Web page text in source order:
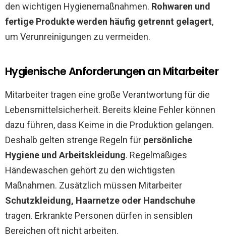
den wichtigen Hygienemaßnahmen. Rohwaren und
fertige Produkte werden häufig getrennt gelagert,
um Verunreinigungen zu vermeiden.
Hygienische Anforderungen an Mitarbeiter
Mitarbeiter tragen eine große Verantwortung für die
Lebensmittelsicherheit. Bereits kleine Fehler können
dazu führen, dass Keime in die Produktion gelangen.
Deshalb gelten strenge Regeln für persönliche
Hygiene und Arbeitskleidung. Regelmäßiges
Händewaschen gehört zu den wichtigsten
Maßnahmen. Zusätzlich müssen Mitarbeiter
Schutzkleidung, Haarnetze oder Handschuhe
tragen. Erkrankte Personen dürfen in sensiblen
Bereichen oft nicht arbeiten.